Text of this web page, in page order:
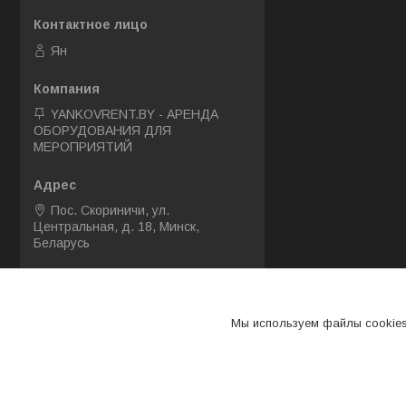
Ян
YANKOVRENT.BY - АРЕНДА
ОБОРУДОВАНИЯ ДЛЯ
МЕРОПРИЯТИЙ
Пос. Скориничи, ул.
Центральная, д. 18, Минск,
Беларусь
Мы используем файлы cookies